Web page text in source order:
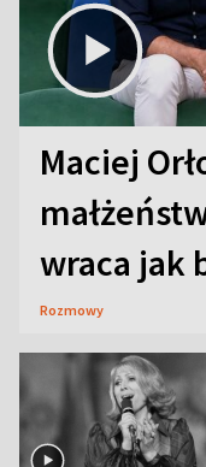
Maciej
wraca jak
Rozmowy